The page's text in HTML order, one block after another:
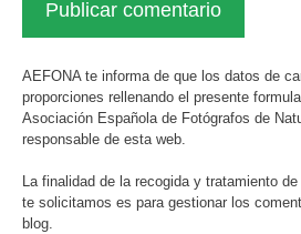
AEFONA te informa de que los datos de
proporciones rellenando el presente
Asociación Española de Fotógrafos de
responsable de esta web.
La finalidad de la recogida y tratamiento
te solicitamos es para gestionar los
blog.